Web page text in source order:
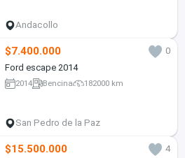
Andacollo
$7.400.000
0
Ford escape 2014
2014 Bencina 182000 km
San Pedro de la Paz
$15.500.000 4